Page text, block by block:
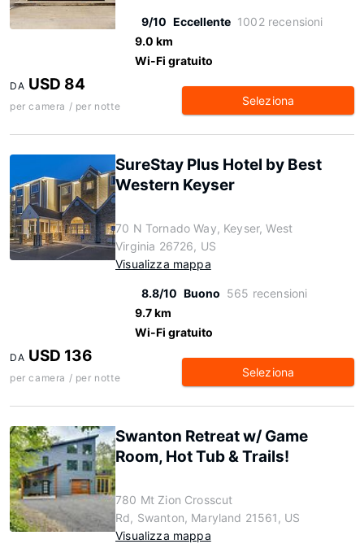
9/10 Eccellente 1002 recensioni
9.0 km
Wi-Fi gratuito
DA USD 84
per camera / per notte Seleziona
SureStay Plus Hotel by Best
Western Keyser
70 N Tornado Way, Keyser, West
Virginia 26726, US
Visualizza mappa
8.8/10 Buono 565 recensioni
9.7 km
Wi-Fi gratuito
DA USD 136
per camera / per notte Seleziona
Swanton Retreat w/ Game
Room, Hot Tub & Trails!
780 Mt Zion Crosscut
Rd, Swanton, Maryland 21561, US
Visualizza mappa